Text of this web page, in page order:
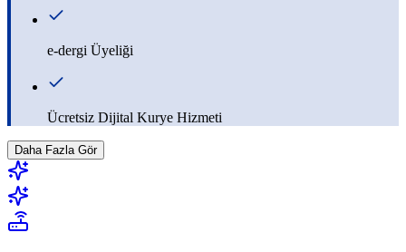
e-dergi Üyeliği
Ücretsiz Dijital Kurye Hizmeti
Daha Fazla Gör